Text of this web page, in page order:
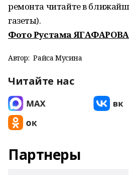
ремонта читайте в
газеты).
Фото Рустама
Автор: Райса Мусина
Читайте нас
Партнеры